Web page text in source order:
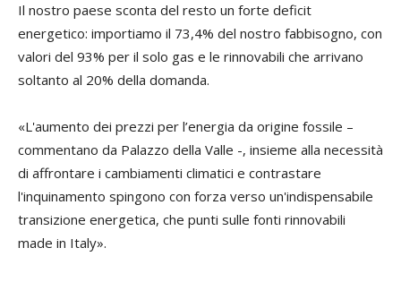
Il nostro paese sconta del resto un forte deficit
energetico: importiamo il 73,4% del nostro fabbisogno, con
valori del 93% per il solo gas e le rinnovabili che arrivano
soltanto al 20% della domanda.
«L'aumento dei prezzi per l’energia da origine fossile –
commentano da Palazzo della Valle -, insieme alla necessità
di affrontare i cambiamenti climatici e contrastare
l'inquinamento spingono con forza verso un'indispensabile
transizione energetica, che punti sulle fonti rinnovabili
made in Italy».